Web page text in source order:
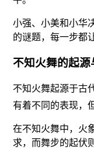
小强、小美和小华
的谜题，每一步都
不知火舞的起源
不知火舞起源于古
有着不同的表现，
在不知火舞中，火
求，而舞步的起伏